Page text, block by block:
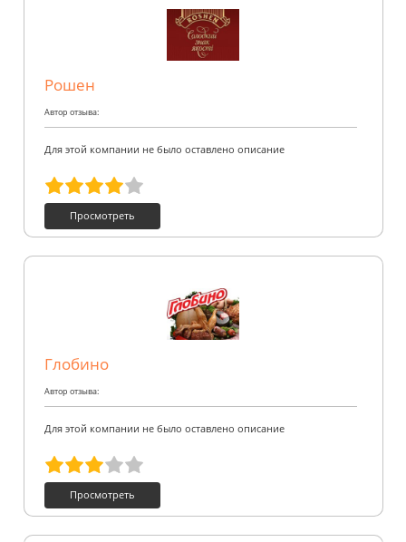
Рошен
Автор отзыва:
Для этой компании не было оставлено описание
Просмотреть
Глобино
Автор отзыва:
Для этой компании не было оставлено описание
Просмотреть